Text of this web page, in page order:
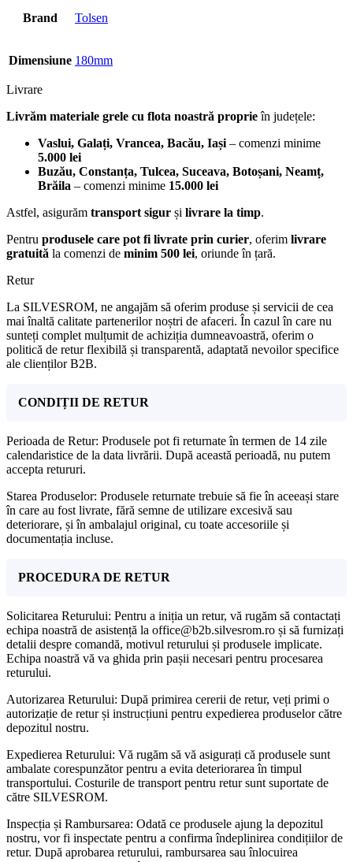
Brand Tolsen
Dimensiune 180mm
Livrare
Livrăm materiale grele cu flota noastră proprieîn județele:
Vaslui, Galați, Vrancea, Bacău, Iași– comenzi minime
5.000 lei
Buzău, Constanța, Tulcea, Suceava, Botoșani, Neamț,
Brăila – comenzi minime 15.000 lei
Astfel, asigurăm transport sigur și livrare la timp.
Pentru produsele care pot fi livrate prin curier, oferim livrare
gratuită la comenzi de minim 500 lei, oriunde în țară.
Retur
La SILVESROM, ne angajăm să oferim produse și servicii de cea
mai înaltă calitate partenerilor noștri de afaceri. În cazul în care nu
sunteți complet mulțumit de achiziția dumneavoastră, oferim o
politică de retur flexibilă și transparentă, adaptată nevoilor specifice
ale clienților B2B.
CONDIȚII DE RETUR
Perioada de Retur: Produsele pot fi returnate în termen de 14 zile
calendaristice de la data livrării. După această perioadă, nu putem
accepta retururi.
Starea Produselor: Produsele returnate trebuie să fie în aceeași stare
în care au fost livrate, fără semne de utilizare excesivă sau
deteriorare, și în ambalajul original, cu toate accesoriile și
documentația incluse.
PROCEDURA DE RETUR
Solicitarea Returului: Pentru a iniția un retur, vă rugăm să contactați
echipa noastră de asistență la office@b2b.silvesrom.ro și să furnizați
detalii despre comandă, motivul returului și produsele implicate.
Echipa noastră vă va ghida prin pașii necesari pentru procesarea
returului.
Autorizarea Returului: După primirea cererii de retur, veți primi o
autorizație de retur și instrucțiuni pentru expedierea produselor către
depozitul nostru.
Expedierea Returului: Vă rugăm să vă asigurați că produsele sunt
ambalate corespunzător pentru a evita deteriorarea în timpul
transportului. Costurile de transport pentru retur sunt suportate de
către SILVESROM.
Inspecția și Rambursarea: Odată ce produsele ajung la depozitul
nostru, vor fi inspectate pentru a confirma îndeplinirea condițiilor de
retur. După aprobarea returului, rambursarea sau înlocuirea